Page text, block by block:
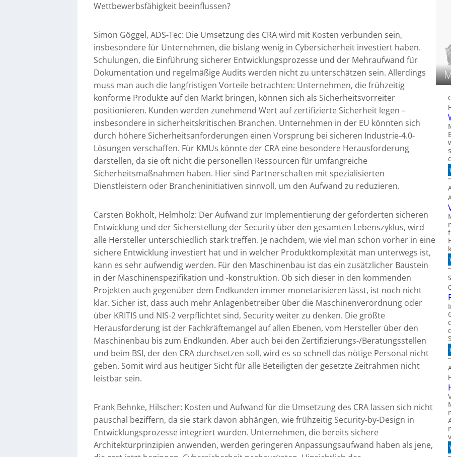
Wettbewerbsfähigkeit beeinflussen?
Simon Göggel, ADS-Tec: Die Umsetzung des CRA wird mit Kosten verbunden sein,
insbesondere für Unternehmen, die bislang wenig in Cybersicherheit investiert haben.
Schulungen, die Einführung sicherer Entwicklungsprozesse und der Mehraufwand für
Dokumentation und regelmäßige Audits werden nicht zu unterschätzen sein. Allerdings
muss man auch die langfristigen Vorteile betrachten: Unternehmen, die frühzeitig
konforme Produkte auf den Markt bringen, können sich als Sicherheitsvorreiter
positionieren. Kunden werden zunehmend Wert auf zertifizierte Sicherheit legen –
insbesondere in sicherheitskritischen Branchen. Unternehmen in der EU könnten sich
durch höhere Sicherheitsanforderungen einen Vorsprung bei sicheren Industrie-4.0-
Lösungen verschaffen. Für KMUs könnte der CRA eine besondere Herausforderung
darstellen, da sie oft nicht die personellen Ressourcen für umfangreiche
Sicherheitsmaßnahmen haben. Hier sind Partnerschaften mit spezialisierten
Dienstleistern oder Brancheninitiativen sinnvoll, um den Aufwand zu reduzieren.
Carsten Bokholt, Helmholz: Der Aufwand zur Implementierung der geforderten sicheren
Entwicklung und der Sicherstellung der Security über den gesamten Lebenszyklus, wird
alle Hersteller unterschiedlich stark treffen. Je nachdem, wie viel man schon vorher in eine
sichere Entwicklung investiert hat und in welcher Produktkomplexität man unterwegs ist,
kann es sehr aufwendig werden. Für den Maschinenbau ist das ein zusätzlicher Baustein
in der Maschinenspezifikation und -konstruktion. Ob sich dieser in den kommenden
Projekten auch gegenüber dem Endkunden immer monetarisieren lässt, ist noch nicht
klar. Sicher ist, dass auch mehr Anlagenbetreiber über die Maschinenverordnung oder
über KRITIS und NIS-2 verpflichtet sind, Security weiter zu denken. Die größte
Herausforderung ist der Fachkräftemangel auf allen Ebenen, vom Hersteller über den
Maschinenbau bis zum Endkunden. Aber auch bei den Zertifizierungs-/Beratungsstellen
und beim BSI, der den CRA durchsetzen soll, wird es so schnell das nötige Personal nicht
geben. Somit wird aus heutiger Sicht für alle Beteiligten der gesetzte Zeitrahmen nicht
leistbar sein.
Frank Behnke, Hilscher: Kosten und Aufwand für die Umsetzung des CRA lassen sich nicht
pauschal beziffern, da sie stark davon abhängen, wie frühzeitig Security-by-Design in
Entwicklungsprozesse integriert wurden. Unternehmen, die bereits sichere
Architekturprinzipien anwenden, werden geringeren Anpassungsaufwand haben als jene,